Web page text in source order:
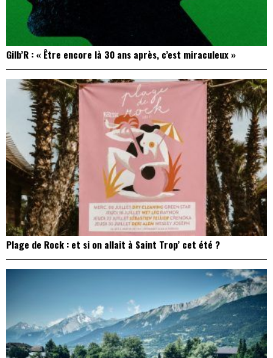
Gilb’R : « Être encore là 30 ans après, c’est miraculeux »
Plage de Rock : et si on allait à Saint Trop’ cet été ?